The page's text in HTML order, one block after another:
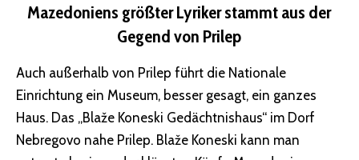
Mazedoniens größter Lyriker stammt aus der
Gegend von Prilep
Auch außerhalb von Prilep führt die Nationale
Einrichtung ein Museum, besser gesagt, ein ganzes
Haus. Das „Blaže Koneski Gedächtnishaus“ im Dorf
Nebregovo nahe Prilep. Blaže Koneski kann man